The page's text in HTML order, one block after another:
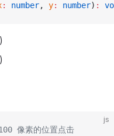
: number, y: number) :
js
像素的位置点击